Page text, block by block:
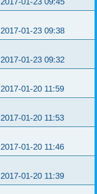
2017-01-23 09:45
2017-01-23 09:38
2017-01-23 09:32
2017-01-20 11:59
2017-01-20 11:53
2017-01-20 11:46
2017-01-20 11:39